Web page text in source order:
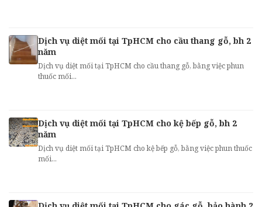
Dịch vụ diệt mối tại TpHCM cho cầu thang gỗ, bh 2
năm
Dịch vụ diệt mối tại TpHCM cho cầu thang gỗ, bằng việc phun
thuốc mối...
Dịch vụ diệt mối tại TpHCM cho kệ bếp gỗ, bh 2
năm
Dịch vụ diệt mối tại TpHCM cho kệ bếp gỗ, bằng việc phun thuốc
mối...